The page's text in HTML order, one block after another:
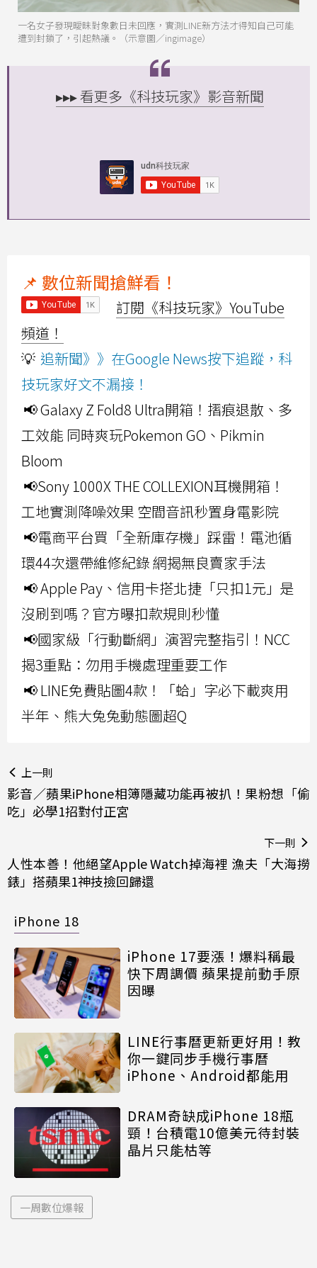
一名女子發現曖昧對象數日未回應，實測LINE新方法才得知自己可能
遭到封鎖了，引起熱議。（示意圖／ingimage）
▸▸▸ 看更多《科技玩家》影音新聞
📌 數位新聞搶鮮看！
訂閱《科技玩家》YouTube
頻道！
💡 追新聞》》在Google News按下追蹤，科
技玩家好文不漏接！
📢 Galaxy Z Fold8 Ultra開箱！摺痕退散、多
工效能 同時爽玩Pokemon GO、Pikmin
Bloom
📢Sony 1000X THE COLLEXION耳機開箱！
工地實測降噪效果 空間音訊秒置身電影院
📢電商平台買「全新庫存機」踩雷！電池循
環44次還帶維修紀錄 網揭無良賣家手法
📢 Apple Pay、信用卡搭北捷「只扣1元」是
沒刷到嗎？官方曝扣款規則秒懂
📢國家級「行動斷網」演習完整指引！NCC
揭3重點：勿用手機處理重要工作
📢 LINE免費貼圖4款！「蛤」字必下載爽用
半年、熊大兔兔動態圖超Q
上一則
影音／蘋果iPhone相簿隱藏功能再被扒！果粉想「偷
吃」必學1招對付正宮
下一則
人性本善！他絕望Apple Watch掉海裡 漁夫「大海撈
錶」搭蘋果1神技撿回歸還
iPhone 18
iPhone 17要漲！爆料稱最
快下周調價 蘋果提前動手原
因曝
LINE行事曆更新更好用！教
你一鍵同步手機行事曆
iPhone、Android都能用
DRAM奇缺成iPhone 18瓶
頸！台積電10億美元待封裝
晶片只能枯等
一周數位爆報